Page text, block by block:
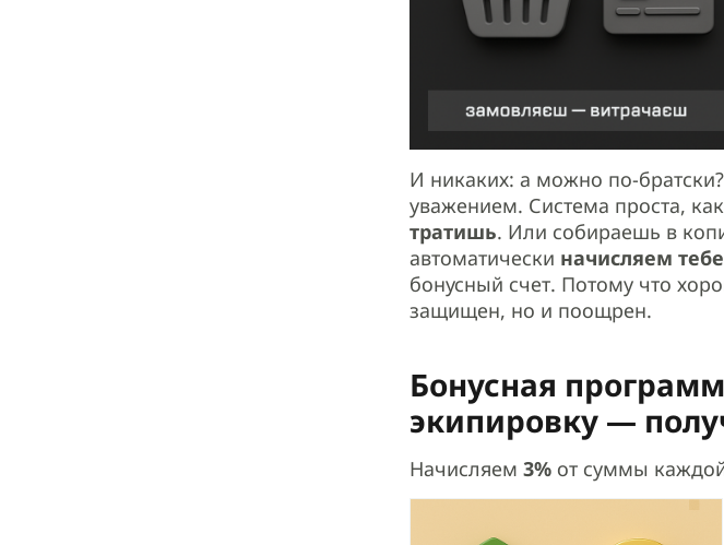
И никаких: а можно по-
уважением. Система проста,
тратишь. Или собираешь в
автоматически начисляем
бонусный счет. Потому что
защищен, но и поощрен.
Бонусная
экипировку —
Начисляем 3% от суммы